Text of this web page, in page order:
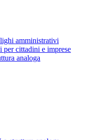
amministrativi
cittadini e imprese
analoga